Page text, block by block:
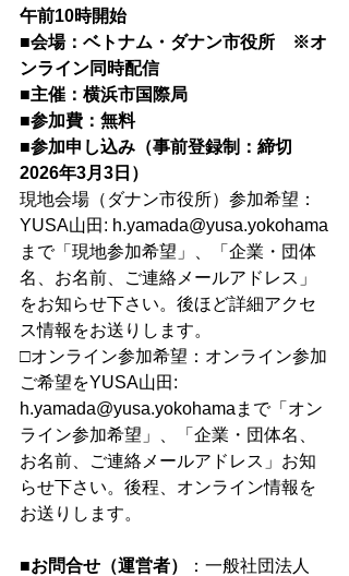
午前10時開始
■会場：ベトナム・ダナン市役所　※オ
ンライン同時配信
■主催：横浜市国際局
■参加費：無料
■参加申し込み（事前登録制：締切
2026年3月3日）
現地会場（ダナン市役所）参加希望：
YUSA山田: h.yamada@yusa.yokohama
まで「現地参加希望」、「企業・団体
名、お名前、ご連絡メールアドレス」
をお知らせ下さい。後ほど詳細アクセ
ス情報をお送りします。
□オンライン参加希望：オンライン参加
ご希望をYUSA山田:
h.yamada@yusa.yokohamaまで「オン
ライン参加希望」、「企業・団体名、
お名前、ご連絡メールアドレス」お知
らせ下さい。後程、オンライン情報を
お送りします。
■お問合せ（運営者）
：一般社団法人